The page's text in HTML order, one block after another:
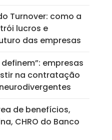
Turnover: como a
lucros e
das empresas
empresas
na contratação
de benefícios,
CHRO do Banco